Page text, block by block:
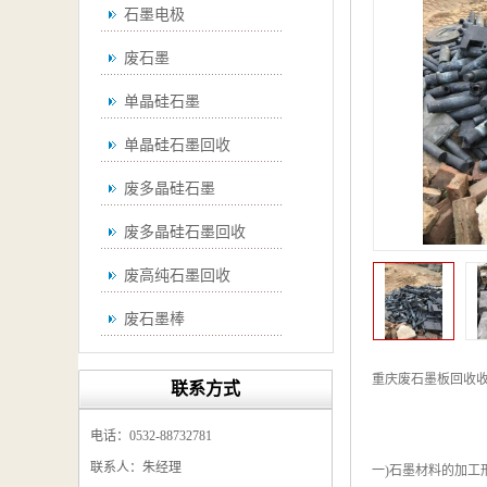
石墨电极
废石墨
单晶硅石墨
单晶硅石墨回收
废多晶硅石墨
废多晶硅石墨回收
废高纯石墨回收
废石墨棒
废石墨换热器回收
联系方式
电话：0532-88732781
联系人：朱经理
重庆废石墨板回收
一)石墨材料的加工